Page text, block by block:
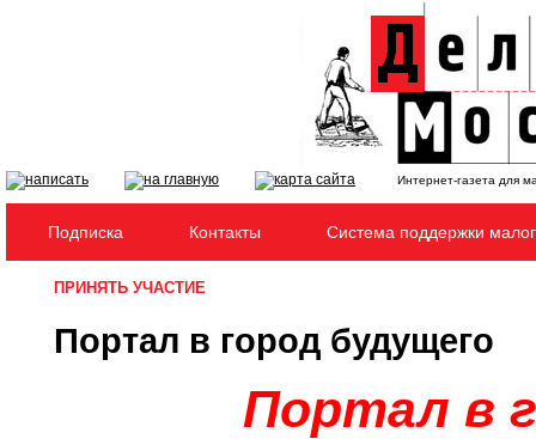
Интернет-газета для
Подписка Контакты Система поддержки
ПРИНЯТЬ УЧАСТИЕ
Портал в город будущего
Портал в